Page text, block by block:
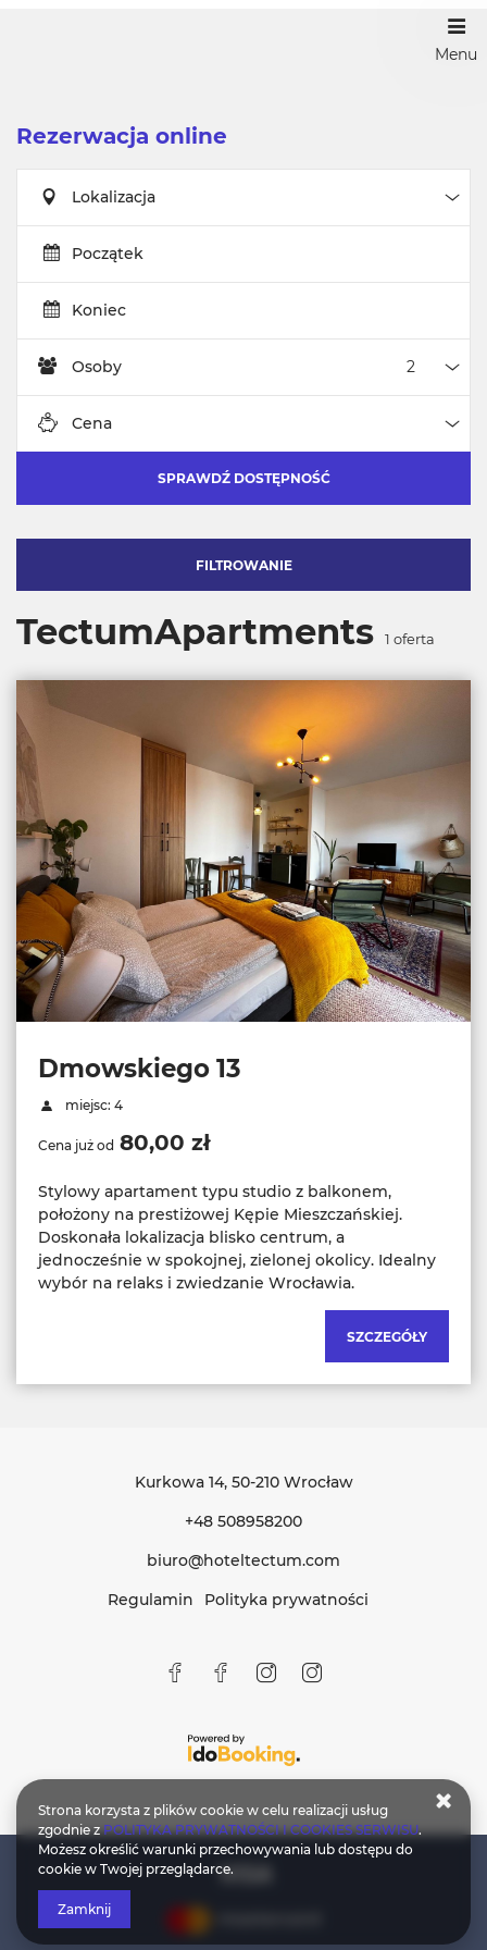
Menu
Rezerwacja online
Lokalizacja
Początek
Koniec
Osoby
Cena
SPRAWDŹ DOSTĘPNOŚĆ
FILTROWANIE
TectumApartments 1 oferta
Dmowskiego 13
miejsc: 4
Cena już od 80,00 zł
Stylowy apartament typu studio z balkonem,
położony na prestiżowej Kępie Mieszczańskiej.
Doskonała lokalizacja blisko centrum, a
jednocześnie w spokojnej, zielonej okolicy. Idealny
wybór na relaks i zwiedzanie Wrocławia.
SZCZEGÓŁY
Kurkowa 14, 50-210 Wrocław
+48 508958200
biuro@hoteltectum.com
Regulamin
Polityka prywatności
Strona korzysta z plików cookie w celu realizacji usług
zgodnie zPOLITYKA PRYWATNOŚCI I COOKIES SERWISU.
Możesz określić warunki przechowywania lub dostępu do
cookie w Twojej przeglądarce.
Zamknij